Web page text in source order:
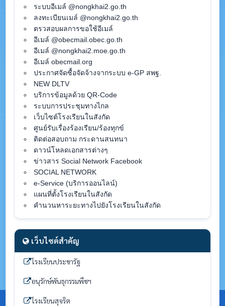
ระบบอีเมล์ @nongkhai2.go.th
ลงทะเบียนเมล์ @nongkhai2.go.th
ตรวสอบผลการขอใช้อีเมล์
อีเมล์ @obecmail.obec.go.th
อีเมล์ @nongkhai2.moe.go.th
อีเมล์ obecmail.org
ประกาศจัดซื้อจัดจ้างจากระบบ e-GP สพฐ.
NEW DLTV
บริการข้อมูลด้วย QR-Code
ระบบการประชุมทางไกล
เว็บไซต์โรงเรียนในสังกัด
ศูนย์รับเรื่องร้องเรียน/ร้องทุกข์
ติดต่อสอบถาม กระดานสนทนา
ดาวน์โหลดเอกสารต่างๆ
ข่าวสาร Social Network Facebook
SOCIAL NETWORK
e-Service (บริการออนไลน์)
แผนที่ตั้งโรงเรียนในสังกัด
คำนวนหาระยะทางไปยังโรงเรียนในสังกัด
เว็บไซต์สำคัญ
โรงเรียนประชารัฐ
อนุรักษ์พันธุกรรมพืชฯ
โรงเรียนสุจริต